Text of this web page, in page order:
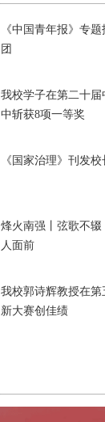
《中国青年报》专
团
我校学子在第二十
中斩获8项一等奖
《国家治理》刊发
烽火南强丨弦歌不
人面前
我校郭诗辉教授在第
新大赛创佳绩